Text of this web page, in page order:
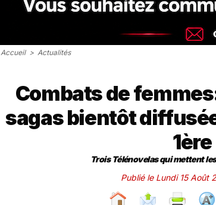
Accueil > Actualités
Combats de
sagas bientôt
1ère
Trois Télénovelas qui mettent
Publié le Lundi 15 Août